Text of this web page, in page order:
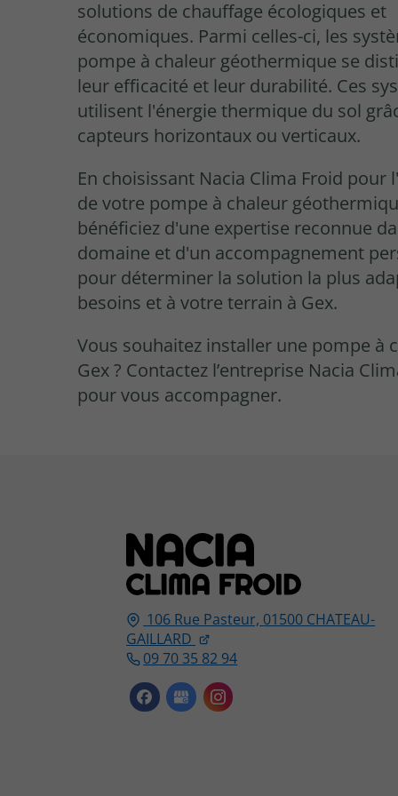
solutions de chauffage écologiques et
économiques. Parmi celles-ci, les
pompe à chaleur géothermique se
leur efficacité et leur durabilité. Ces
utilisent l'énergie thermique du sol
capteurs horizontaux ou verticaux.
En choisissant Nacia Clima Froid pour
de votre pompe à chaleur
bénéficiez d'une expertise reconnue
domaine et d'un accompagnement
pour déterminer la solution la plus
besoins et à votre terrain à Gex.
Vous souhaitez installer une pompe à
Gex ? Contactez l’entreprise Nacia
pour vous accompagner.
106 Rue Pasteur, 01500 CHATEAU-
GAILLARD
09 70 35 82 94